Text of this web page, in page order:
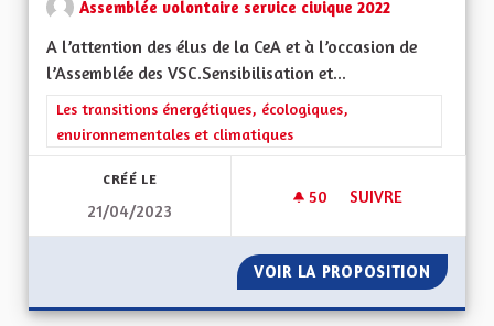
Assemblée volontaire service civique 2022
A l’attention des élus de la CeA et à l’occasion de
l’Assemblée des VSC.Sensibilisation et...
Filtrer les résultats de la catégorie : Les transitions
Les transitions énergétiques, écologiques,
environnementales et climatiques
CRÉÉ LE
21/04/2023
50 50 ABONNÉS
SUIVRE
VOIR LA PROPOSITION